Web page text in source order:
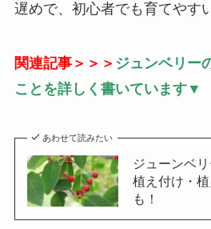
遅めで、初心者でも育てやす
関連記事＞＞＞ ジュンベリー
ことを詳しく書いています▼
あわせて読みたい
ジューンベ
植え付け・
も！